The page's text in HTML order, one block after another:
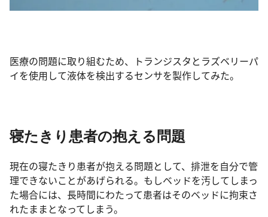
医療の問題に取り組むため、トランジスタとラズベリーパ
イを使用して液体を検出するセンサを製作してみた。
寝たきり患者の抱える問題
現在の寝たきり患者が抱える問題として、排泄を自分で管
理できないことがあげられる。もしベッドを汚してしまっ
た場合には、長時間にわたって患者はそのベッドに拘束さ
れたままとなってしまう。